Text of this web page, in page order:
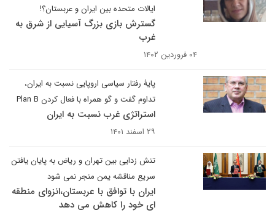
ایالات متحده بین ایران و عربستان؟!
گسترش بازی بزرگ آسیایی از شرق به
غرب
۰۴ فروردین ۱۴۰۲
پایۀ رفتار سیاسی اروپایی نسبت به ایران،
تداوم گفت و گو همراه با فعال کردن Plan B
استراتژی غرب نسبت به ایران
۲۹ اسفند ۱۴۰۱
تنش زدایی بین تهران و ریاض به پایان یافتن
سریع مناقشه یمن منجر نمی شود
ایران با توافق با عربستان،انزوای منطقه
ای خود را کاهش می دهد